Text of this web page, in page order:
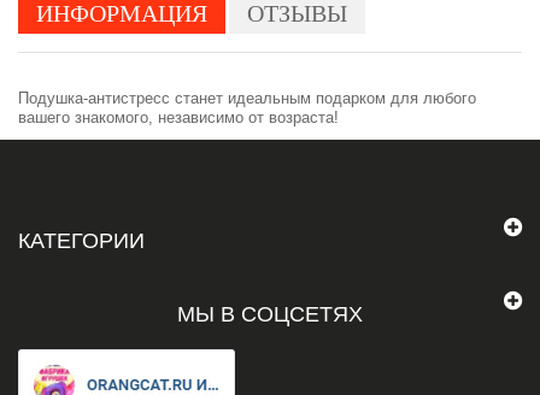
ИНФОРМАЦИЯ ОТЗЫВЫ
Подушка-антистресс станет идеальным подарком для любого
вашего знакомого, независимо от возраста!
КАТЕГОРИИ
МЫ В СОЦСЕТЯХ